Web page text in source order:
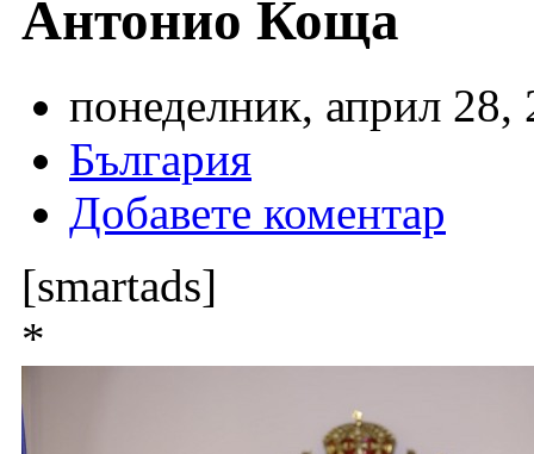
Антонио Коща
понеделник, април 28,
България
Добавете коментар
[smartads]
*